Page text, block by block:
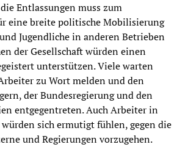
Entlassungen muss zum
eine breite politische Mobilisierung
Jugendliche in anderen Betrieben
der Gesellschaft würden einen
unterstützen. Viele warten
zu Wort melden und den
der Bundesregierung und den
entgegentreten. Auch Arbeiter in
sich ermutigt fühlen, gegen die
und Regierungen vorzugehen.